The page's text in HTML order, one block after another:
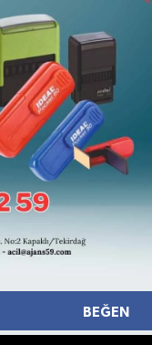
BEĞEN